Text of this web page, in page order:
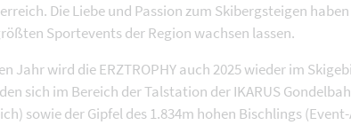
Die Liebe und Passion zum Skibergsteigen haben
Sportevents der Region wachsen lassen.
Jahr wird die ERZTROPHY auch 2025 wieder im
sich im Bereich der Talstation der IKARUS
sowie der Gipfel des 1.834m hohen Bischlings